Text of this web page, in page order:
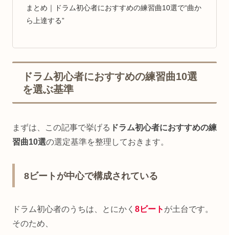
まとめ｜ドラム初心者におすすめの練習曲10選で“曲か
ら上達する”
ドラム初心者におすすめの練習曲10選
を選ぶ基準
まずは、この記事で挙げる ドラム初心者におすすめの練
習曲10選の選定基準を整理しておきます。
8ビートが中心で構成されている
ドラム初心者のうちは、とにかく 8ビート が土台です。
そのため、